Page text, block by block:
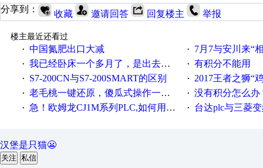
分享到： 收藏 邀请回答 回复楼主 举报
楼主最近还看过
· 中国氮肥出口大减 · 7月7与安川来“
· 我已经卧床一个多月了，是出去安装机械手在高速遭遇车祸所致:大家工作都要特别注意啊 · 有积分不能用
· S7-200CN与S7-200SMART的区别 · 2017王者之狮“鸡”情签到
· 老毛桃一键还原，傻瓜式操作一键轻松备份还原；程序为向导式安装，一键即可实现自动备份或还原系统。 · 没有积分怎么办
· 急！欧姆龙CJ1M系列PLC,如何用时间控制变频器。要求时间在组态王中可以自由输入！拜托各位大神了！ · 台达plc与三菱
汉堡是只猫😬
关注 私信